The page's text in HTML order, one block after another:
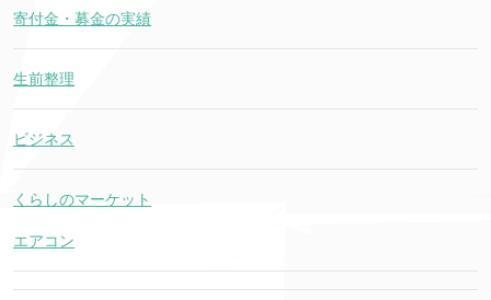
寄付金・募金の実績
生前整理
ビジネス
くらしのマーケット
エアコン